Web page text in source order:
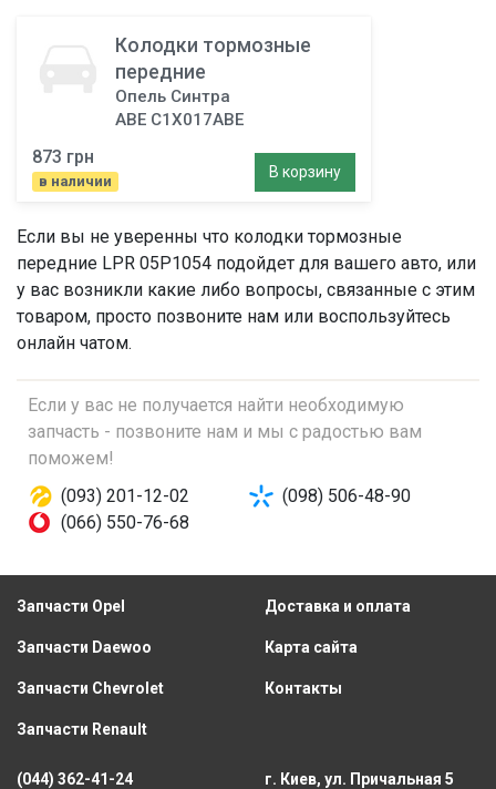
Колодки тормозные
передние
Опель Синтра
ABE C1X017ABE
873 грн
в наличии
В корзину
Если вы не уверенны что колодки тормозные
передние LPR 05P1054 подойдет для вашего авто, или
у вас возникли какие либо вопросы, связанные с этим
товаром, просто позвоните нам или воспользуйтесь
онлайн чатом.
Если у вас не получается найти необходимую
запчасть - позвоните нам и мы с радостью вам
поможем!
(093) 201-12-02
(098) 506-48-90
(066) 550-76-68
Запчасти Opel
Запчасти Daewoo
Запчасти Chevrolet
Запчасти Renault
Доставка и оплата
Карта сайта
Контакты
(044) 362-41-24 г. Киев, ул. Причальная 5